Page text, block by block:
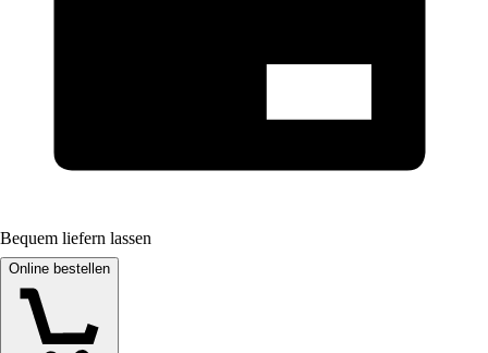
Bequem liefern lassen
Online bestellen